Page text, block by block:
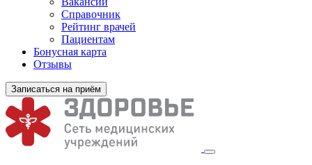
Справочник
Рейтинг врачей
Пациентам
Бонусная карта
Отзывы
Записаться на приём